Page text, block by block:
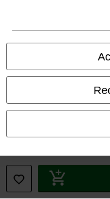
Información sobre
© 1986-2026 E.M.P.